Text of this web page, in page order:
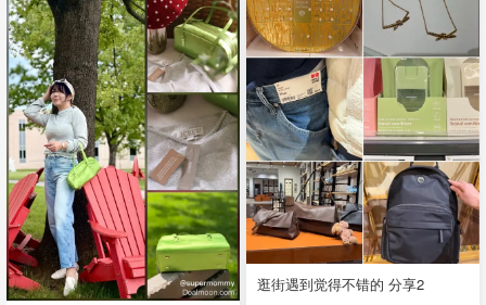
逛街遇到觉得不错的 分享2